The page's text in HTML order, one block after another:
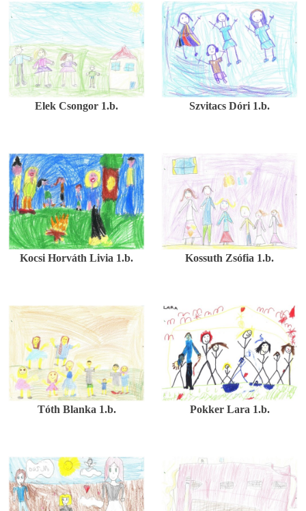
Elek Csongor 1.b. Szvitacs Dóri 1.b.
Kocsi Horváth Livia 1.b. Kossuth Zsófia 1.b.
Tóth Blanka 1.b. Pokker Lara 1.b.